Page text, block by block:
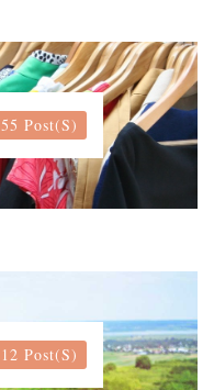
55 Post(s)
12 Post(s)